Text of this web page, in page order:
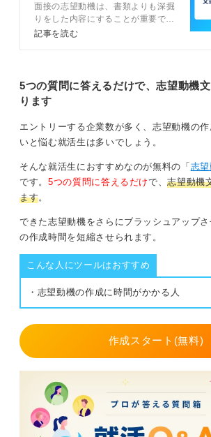
これは「結論/Point→理由/Reason→具
結論/Point」の順で話を構成し、要点を
えるビジネスコミュニケーションの手法
さわしい・なりたいという決意を短く書
防士になりたい理由を端的に書いてくだ
ここで注意するべきは、結論を自分だけ
ことです。必ず、自分が消防士になるこ
体や地域の住民のことの目線も交えて書
界別の例文20選
面接の志望動機は、書類よりも深掘
りをした内容にすることが重要で
す。面接で志望動機を答えるための
ャリアコンサルタントが解説しま
す。
記事を読む
5つの質問に答えるだけで、志望動機
ります
エントリーする企業数が多く、志望動機の
いと悩む就活生は多いでしょう。
そんな就活生におすすめなのが無料の「 志
です。 5つの質問に答えるだけで、志望動機
ます。
できた志望動機をさらにブラッシュアップ
の作成時間を短縮させられます。
こんな人にツールはおすすめ
・志望動機の作成に時間がかかる人
作成スタート(無料)